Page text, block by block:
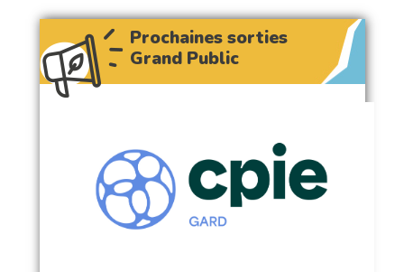
Prochaines sorties
Grand Public